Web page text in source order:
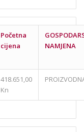
Početna
cijena
NAMJENA
418.651,00
Kn